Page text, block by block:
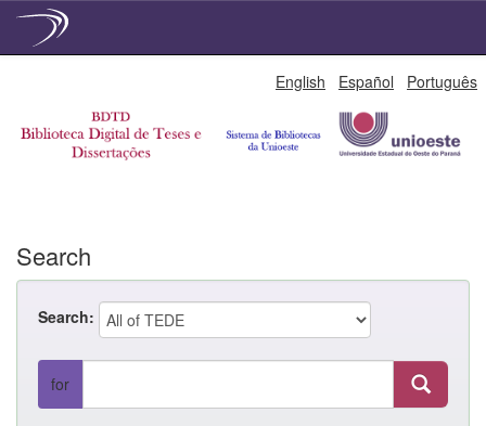
English Español Português
Search
Search:
for